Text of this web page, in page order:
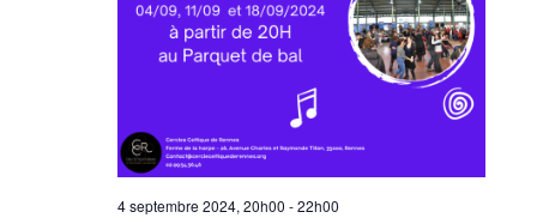
4 septembre 2024, 20h00 -22h00